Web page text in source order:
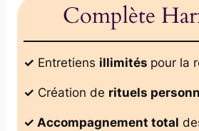
Complète
✓ Entretiens illimités pour la
✓ Création de rituels
✓ Accompagnement total